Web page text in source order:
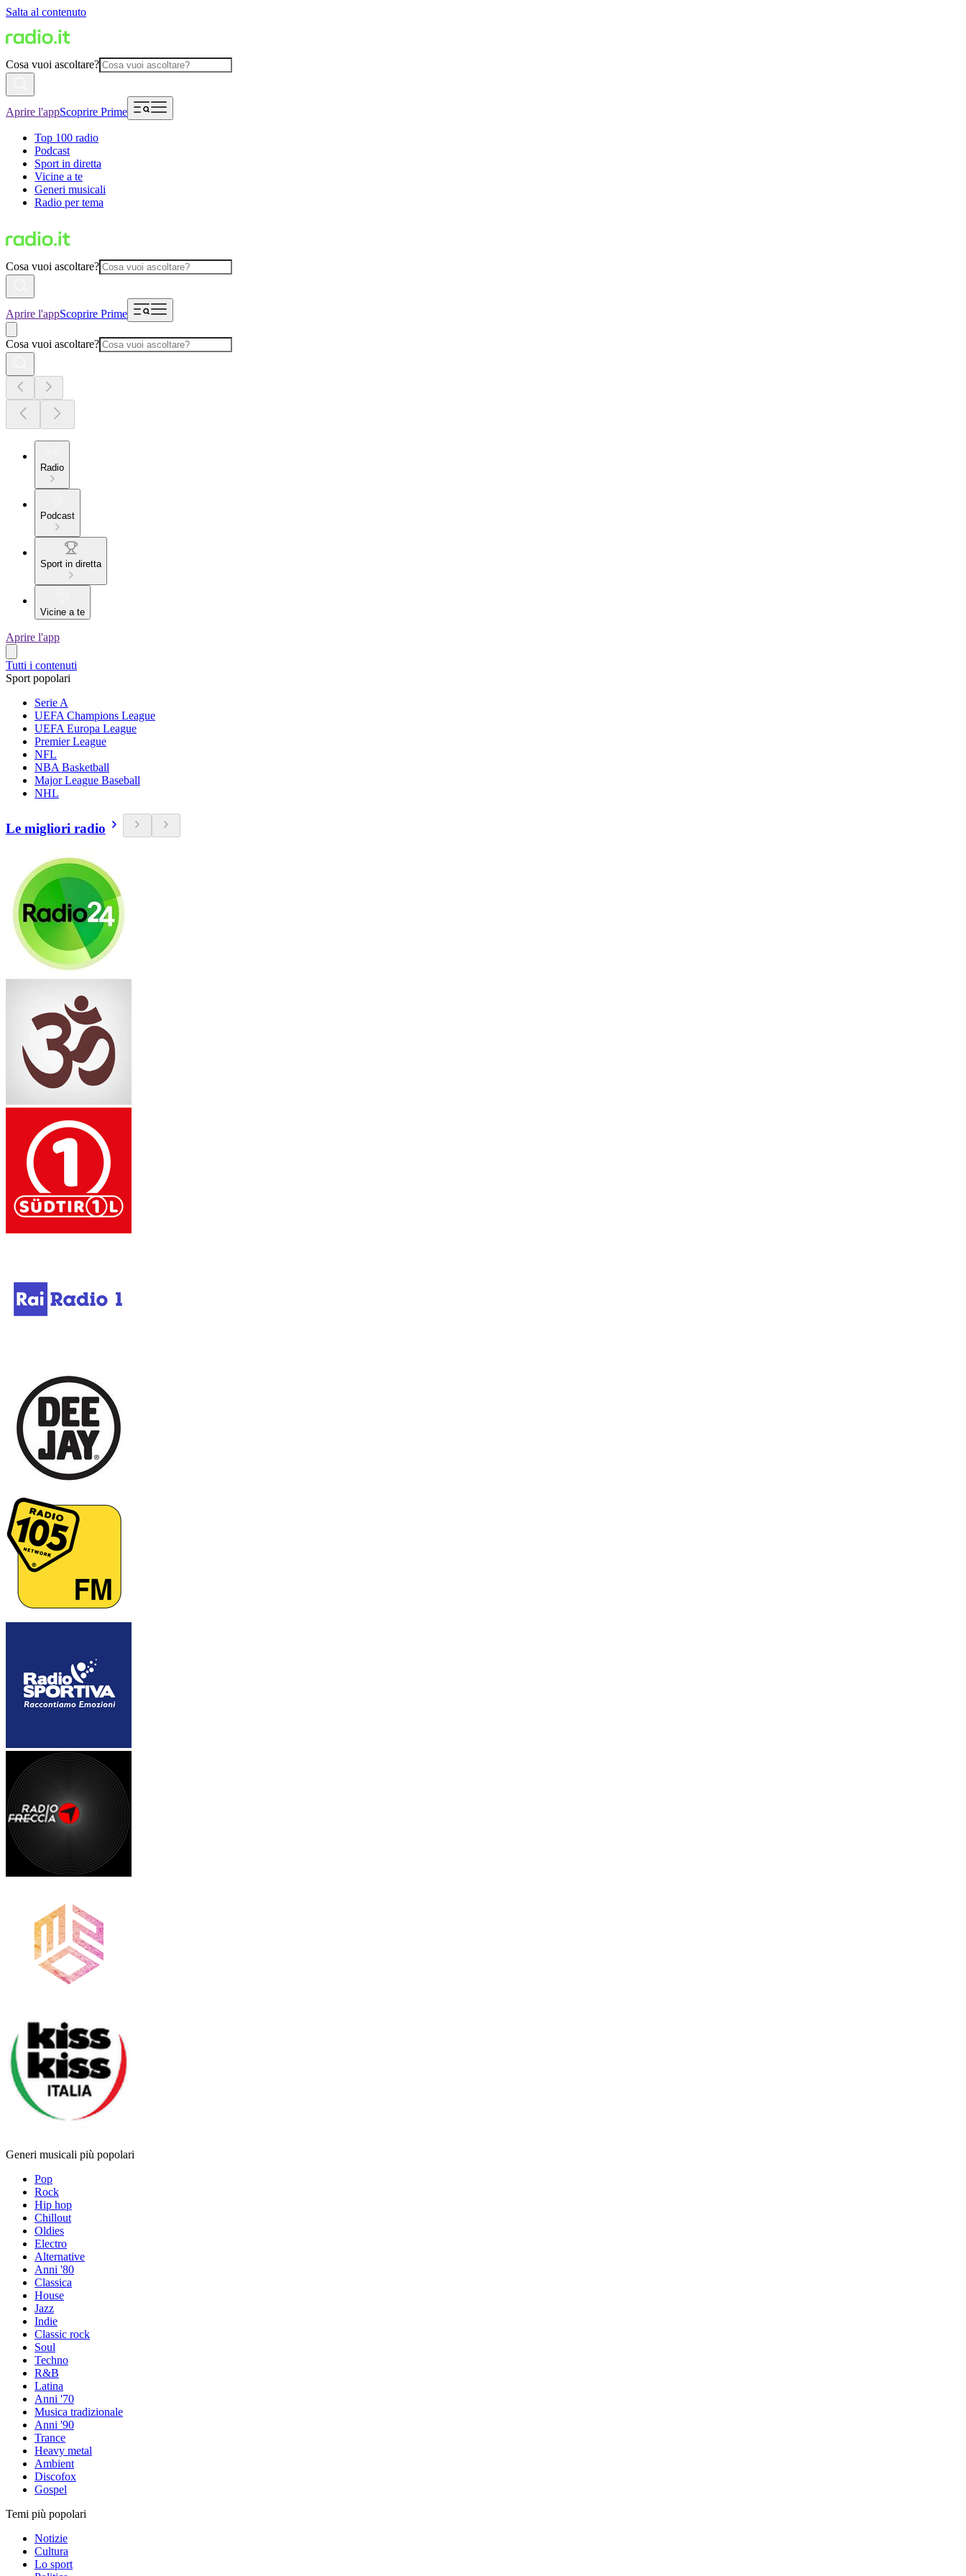
Salta al contenuto
Cosa vuoi ascoltare?
Aprire l'appScoprire Prime
Top 100 radio
Podcast
Sport in diretta
Vicine a te
Generi musicali
Radio per tema
Cosa vuoi ascoltare?
Aprire l'appScoprire Prime
Cosa vuoi ascoltare?
Radio
Podcast
Sport in diretta
Vicine a te
Aprire l'app
Tutti i contenuti
Sport popolari
Serie A
UEFA Champions League
UEFA Europa League
Premier League
NFL
NBA Basketball
Major League Baseball
NHL
Le migliori radio
Generi musicali più popolari
Pop
Rock
Hip hop
Chillout
Oldies
Electro
Alternative
Anni '80
Classica
House
Jazz
Indie
Classic rock
Soul
Techno
R&B
Latina
Anni '70
Musica tradizionale
Anni '90
Trance
Heavy metal
Ambient
Discofox
Gospel
Temi più popolari
Notizie
Cultura
Lo sport